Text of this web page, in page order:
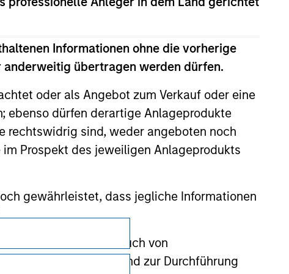
Informationen ohne die vorherige
übertragen werden dürfen.
oder als Angebot zum Verkauf oder eine
ebenso dürfen derartige Anlageprodukte
rechtswidrig sind, weder angeboten noch
Prospekt des jeweiligen Anlageprodukts
gewährleistet, dass jegliche Informationen
auf, um den Missbrauch von
von Zeichnern und zur Durchführung
for the information contained on the site